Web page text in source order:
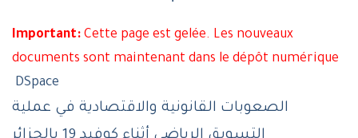
Important: Cette page est gelée. Les nouveaux
documents sont maintenant dans le dépôt numérique
DSpace
الصعوبات القانونية والاقتصادية في عملية